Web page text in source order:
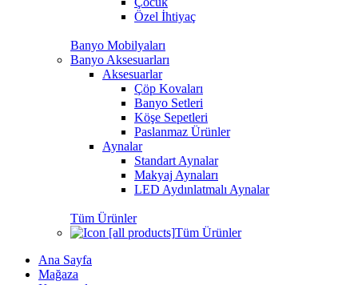
Özel İhtiyaç
Banyo Mobilyaları
Banyo Aksesuarları
Aksesuarlar
Çöp Kovaları
Banyo Setleri
Köşe Sepetleri
Paslanmaz Ürünler
Aynalar
Standart Aynalar
Makyaj Aynaları
LED Aydınlatmalı Aynalar
Tüm Ürünler
Tüm Ürünler
Ana Sayfa
Mağaza